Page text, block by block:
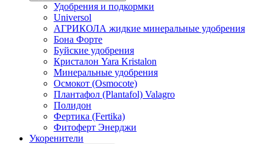
Удобрения и подкормки
Universol
АГРИКОЛА жидкие минеральные удобрения
Бона Форте
Буйские удобрения
Кристалон Yara Kristalon
Минеральные удобрения
Осмокот (Osmocote)
Плантафол (Plantafol) Valagro
Полидон
Фертика (Fertika)
Фитоферт Энерджи
Укоренители